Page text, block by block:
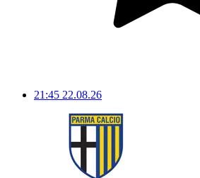
21:45 22.08.26